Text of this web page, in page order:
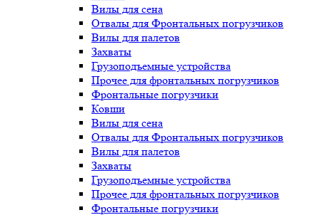
Вилы для сена
Отвалы для Фронтальных погрузчиков
Вилы для палетов
Захваты
Грузоподъемные устройства
Прочее для фронтальных погрузчиков
Фронтальные погрузчики
Ковши
Вилы для сена
Отвалы для Фронтальных погрузчиков
Вилы для палетов
Захваты
Грузоподъемные устройства
Прочее для фронтальных погрузчиков
Фронтальные погрузчики